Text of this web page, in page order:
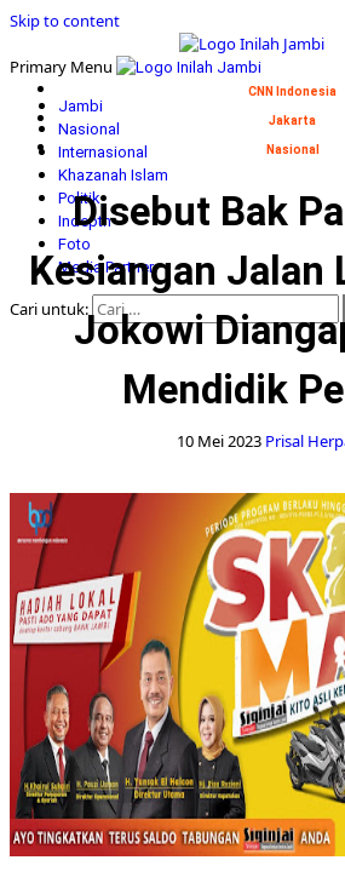
Skip to content
Primary Menu
Jambi
Nasional
Internasional
Khazanah Islam
Politik
Indepth
Foto
Media Partner
Cari untuk:
CNN Indonesia
Jakarta
Nasional
Disebut Bak
Kesiangan Jalan
Jokowi
Mendidik
10 Mei 2023 Prisal